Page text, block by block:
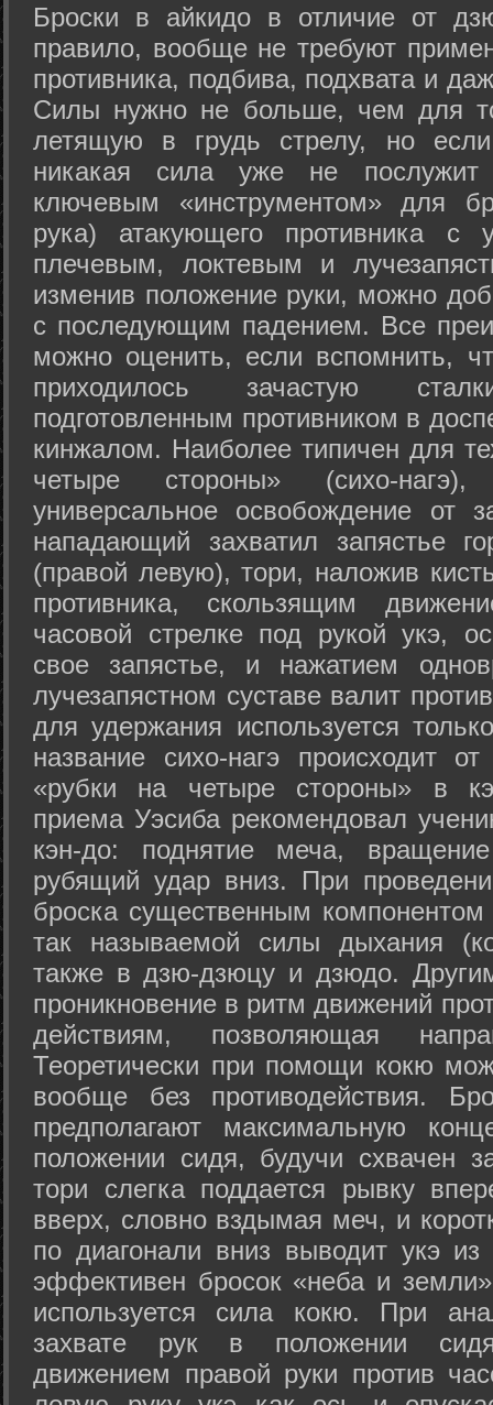
Броски в айкидо в отличие от
правило, вообще не требуют
противника, подбива, подхвата и
Силы нужно не больше, чем для
летящую в грудь стрелу, но
никакая сила уже не
ключевым «инструментом» для
рука) атакующего противника с
плечевым, локтевым и
изменив положение руки, можно
с последующим падением. Все
можно оценить, если вспомнить,
приходилось зачастую
подготовленным противником в
кинжалом. Наиболее типичен для
четыре стороны» (сихо-
универсальное освобождение от
нападающий захватил запястье
(правой левую), тори, наложив
противника, скользящим
часовой стрелке под рукой укэ,
свое запястье, и нажатием
лучезапястном суставе валит
для удержания используется
название сихо-нагэ происходит
«рубки на четыре стороны» в
приема Уэсиба рекомендовал
кэн-до: поднятие меча,
рубящий удар вниз. При
броска существенным компонентом
так называемой силы дыхания
также в дзю-дзюцу и дзюдо.
проникновение в ритм движений
действиям, позволяющая
Теоретически при помощи кокю
вообще без противодействия.
предполагают максимальную
положении сидя, будучи схвачен
тори слегка поддается рывку
вверх, словно вздымая меч, и
по диагонали вниз выводит укэ
эффективен бросок «неба и
используется сила кокю. При
захвате рук в положении
движением правой руки против